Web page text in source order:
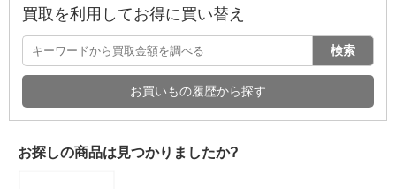
買取を利用してお得に買い替え
検索
お買いもの履歴から探す
お探しの商品は見つかりましたか?